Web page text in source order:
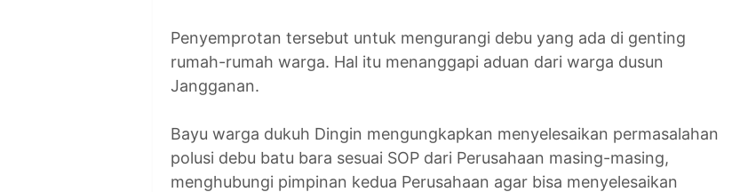
Penyemprotan tersebut untuk mengurangi debu yang ada di genting
rumah-rumah warga. Hal itu menanggapi aduan dari warga dusun
Jangganan.
Bayu warga dukuh Dingin mengungkapkan menyelesaikan permasalahan
polusi debu batu bara sesuai SOP dari Perusahaan masing-masing,
menghubungi pimpinan kedua Perusahaan agar bisa menyelesaikan